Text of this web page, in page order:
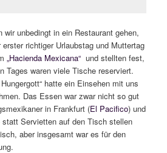
wir unbedingt in ein Restaurant gehen,
richtiger Urlaubstag und Muttertag
„Hacienda Mexicana“ und stellten fest,
Tages waren viele Tische reserviert.
hatte ein Einsehen mit uns
Das Essen war zwar nicht so gut
in Frankfurt (El Pacifico) und
Servietten auf den Tisch stellen
aber insgesamt war es für den